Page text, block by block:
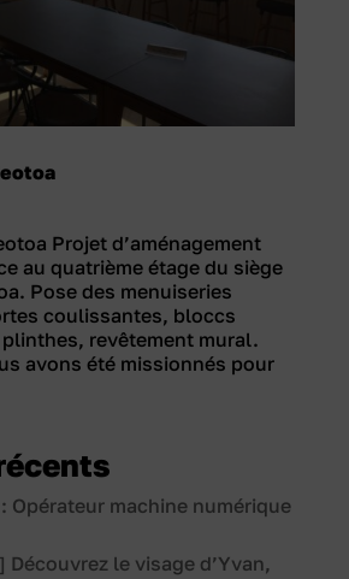
Projet d’aménagement
au quatrième étage du siège
Pose des menuiseries
coulissantes, bloccs
revêtement mural.
avons été missionnés pour
Opérateur machine numérique
Découvrez le visage d’Yvan,